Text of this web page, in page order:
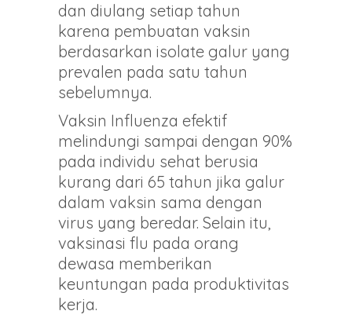
dan diulang setiap tahun
karena pembuatan vaksin
berdasarkan isolate galur yang
prevalen pada satu tahun
sebelumnya.
Vaksin Influenza efektif
melindungi sampai dengan 90%
pada individu sehat berusia
kurang dari 65 tahun jika galur
dalam vaksin sama dengan
virus yang beredar. Selain itu,
vaksinasi flu pada orang
dewasa memberikan
keuntungan pada produktivitas
kerja.